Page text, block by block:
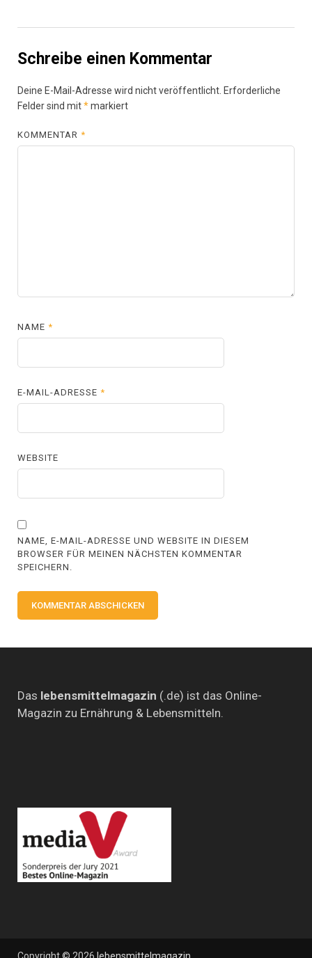
Schreibe einen Kommentar
Deine E-Mail-Adresse wird nicht veröffentlicht. Erforderliche
Felder sind mit*markiert
KOMMENTAR*
NAME*
E-MAIL-ADRESSE*
WEBSITE
NAME, E-MAIL-ADRESSE UND WEBSITE IN DIESEM
BROWSER FÜR MEINEN NÄCHSTEN KOMMENTAR
SPEICHERN.
Das lebensmittelmagazin (.de) ist das Online-
Magazin zu Ernährung & Lebensmitteln.